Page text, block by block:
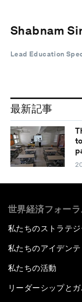
Shabnam
Lead Education
最新記事
世界経済フォー
私たちのストラテジ
私たちのアイデンテ
私たちの活動
リーダーシップと